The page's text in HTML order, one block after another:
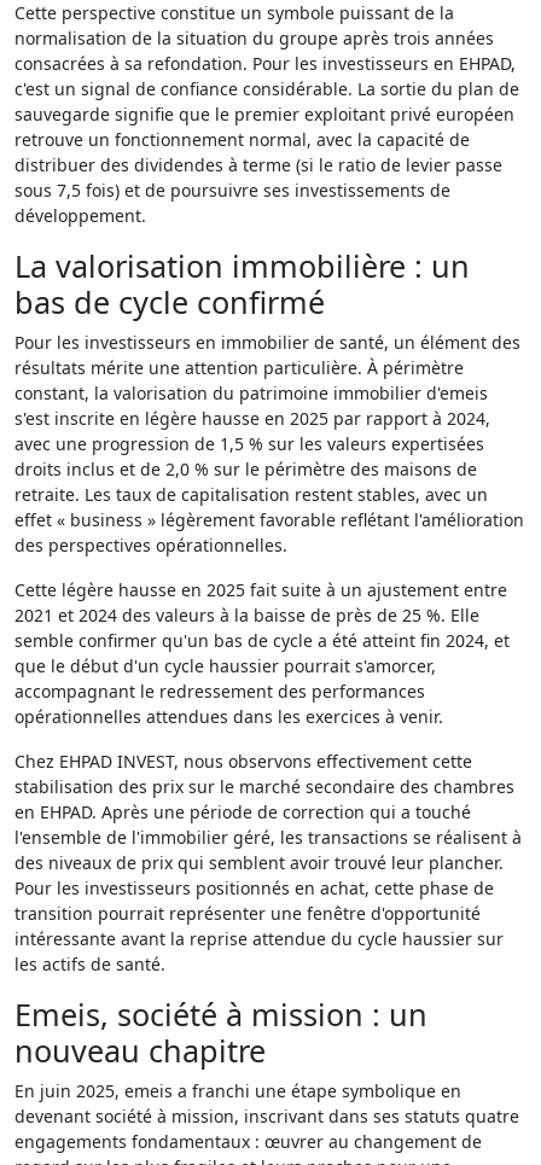
Cette perspective constitue un symbole puissant de la
normalisation de la situation du groupe après trois années
consacrées à sa refondation. Pour les investisseurs en EHPAD,
c'est un signal de confiance considérable. La sortie du plan de
sauvegarde signifie que le premier exploitant privé européen
retrouve un fonctionnement normal, avec la capacité de
distribuer des dividendes à terme (si le ratio de levier passe
sous 7,5 fois) et de poursuivre ses investissements de
développement.
La valorisation immobilière : un
bas de cycle confirmé
Pour les investisseurs en immobilier de santé, un élément des
résultats mérite une attention particulière. À périmètre
constant, la valorisation du patrimoine immobilier d'emeis
s'est inscrite en légère hausse en 2025 par rapport à 2024,
avec une progression de 1,5 % sur les valeurs expertisées
droits inclus et de 2,0 % sur le périmètre des maisons de
retraite. Les taux de capitalisation restent stables, avec un
effet « business » légèrement favorable reflétant l'amélioration
des perspectives opérationnelles.
Cette légère hausse en 2025 fait suite à un ajustement entre
2021 et 2024 des valeurs à la baisse de près de 25 %. Elle
semble confirmer qu'un bas de cycle a été atteint fin 2024, et
que le début d'un cycle haussier pourrait s'amorcer,
accompagnant le redressement des performances
opérationnelles attendues dans les exercices à venir.
Chez EHPAD INVEST, nous observons effectivement cette
stabilisation des prix sur le marché secondaire des chambres
en EHPAD. Après une période de correction qui a touché
l'ensemble de l'immobilier géré, les transactions se réalisent à
des niveaux de prix qui semblent avoir trouvé leur plancher.
Pour les investisseurs positionnés en achat, cette phase de
transition pourrait représenter une fenêtre d'opportunité
intéressante avant la reprise attendue du cycle haussier sur
les actifs de santé.
Emeis, société à mission : un
nouveau chapitre
En juin 2025, emeis a franchi une étape symbolique en
devenant société à mission, inscrivant dans ses statuts quatre
engagements fondamentaux : œuvrer au changement de